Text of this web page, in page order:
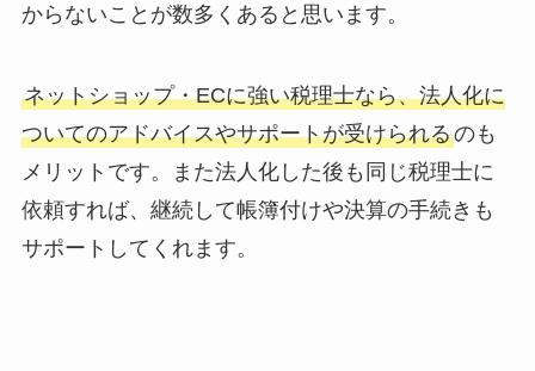
からないことが数多くあると思います。
ネットショップ・ECに強い税理士なら、法人化に
ついてのアドバイスやサポートが受けられるのも
メリットです。また法人化した後も同じ税理士に
依頼すれば、継続して帳簿付けや決算の手続きも
サポートしてくれます。